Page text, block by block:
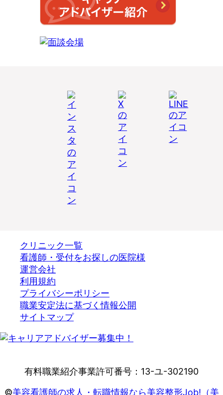
クリニック一覧
看護師・受付をお探しの医院様
運営会社
利用規約
プライバシーポリシー
職業安定法に基づく情報公開
サイトマップ
有料職業紹介事業許可番号：13-ユ-302190
©美容看護師の求人・転職情報なら美容整形Job!（美